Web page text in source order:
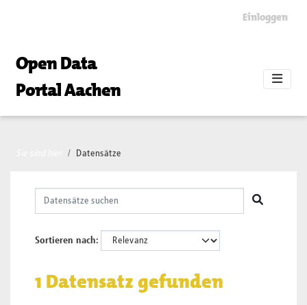
Einloggen
Open Data
Portal Aachen
Datensätze
Sortieren nach
1 Datensatz gefunden